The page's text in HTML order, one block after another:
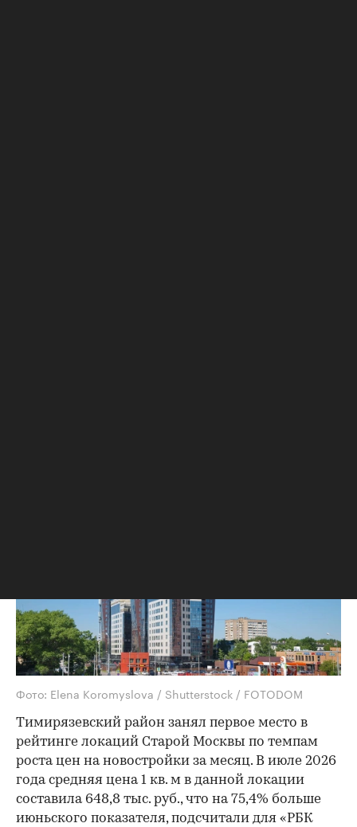
Фото: Elena Koromyslova / Shutterstock / FOTODOM
Тимирязевский район занял первое место в
рейтинге локаций Старой Москвы по темпам
роста цен на новостройки за месяц. В июле 2026
года средняя цена 1 кв. м в данной локации
составила 648,8 тыс. руб., что на 75,4% больше
июньского показателя, подсчитали для «РБК